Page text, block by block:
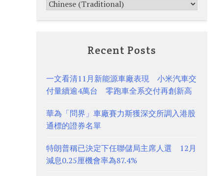
Recent Posts
一文看清11月新能源車廠表現 小米汽車交
付量續逾4萬台 零跑車全系交付再創新高
華為「問界」車廠賽力斯獲深交所調入港股
通標的證券名單
特朗普稱已決定下任聯儲局主席人選 12月
減息0.25厘機會率為87.4%